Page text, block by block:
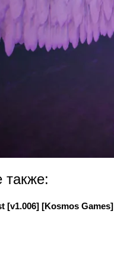
также:
[v1.006] [Kosmos Games]